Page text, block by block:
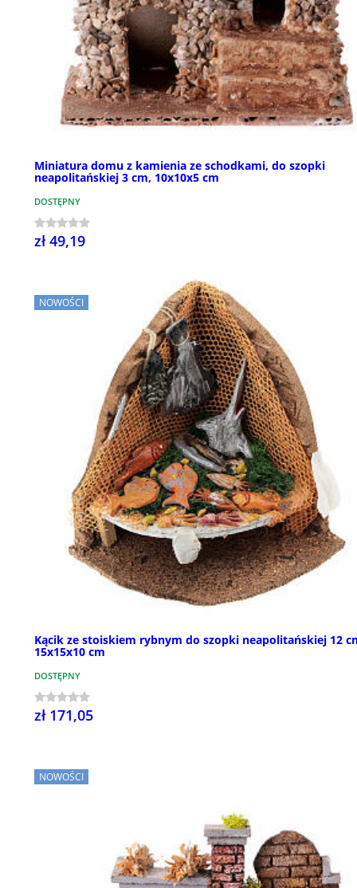
Miniatura domu z kamienia ze schodkami, do szopki
neapolitańskiej 3 cm, 10x10x5 cm
DOSTĘPNY
zł 49,19
NOWOŚCI
Kącik ze stoiskiem rybnym do szopki neapolitańskiej 12
15x15x10 cm
DOSTĘPNY
zł 171,05
NOWOŚCI